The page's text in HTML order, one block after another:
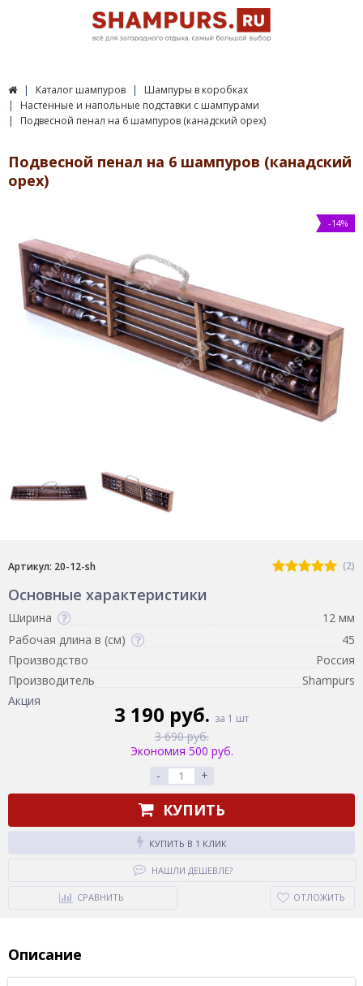
Каталог шампуров
Шампуры в коробках
Настенные и напольные подставки с шампурами
Подвесной пенал на 6 шампуров (канадский орех)
Подвесной пенал на 6 шампуров (канадский
орех)
-14%
Артикул: 20-12-sh (2)
Основные характеристики
Ширина
12 мм
Рабочая длина в (см)
45
Производство
Россия
Производитель
Shampurs
Акция
3 190 руб. за 1 шт
3 690 руб.
Экономия 500 руб.
-
+
КУПИТЬ
КУПИТЬ В 1 КЛИК
НАШЛИ ДЕШЕВЛЕ?
СРАВНИТЬ ОТЛОЖИТЬ
Описание